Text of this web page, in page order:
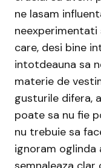
ne lasam
neexperimentati
care, desi bine
intotdeauna sa
materie de
gusturile difera,
poate sa nu fie
nu trebuie sa
ignoram oglinda